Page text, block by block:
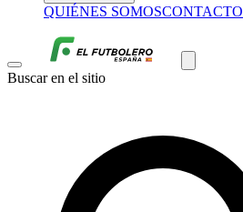
QUIÉNES SOMOSCONTACTO
Buscar en el sitio